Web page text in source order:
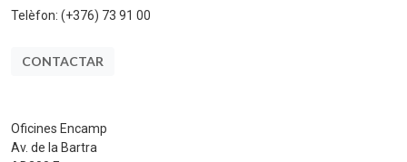
Telèfon: (+376) 73 91 00
CONTACTAR
Oficines Encamp
Av. de la Bartra